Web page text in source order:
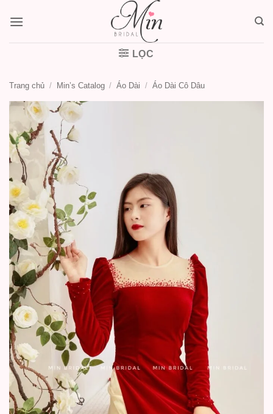
qua
LỌC
Trang chủ / Min’s Catalog / Áo Dài / Áo Dài Cô Dâu